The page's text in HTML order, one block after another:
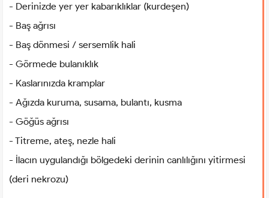
- Derinizde yer yer kabarıklıklar (kurdeşen)
- Baş ağrısı
- Baş dönmesi / sersemlik hali
- Görmede bulanıklık
- Kaslarınızda kramplar
- Ağızda kuruma, susama, bulantı, kusma
- Göğüs ağrısı
- Titreme, ateş, nezle hali
- İlacın uygulandığı bölgedeki derinin canlılığını yitirmesi
(deri nekrozu)